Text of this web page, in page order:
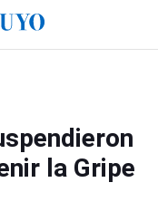
la Gripe